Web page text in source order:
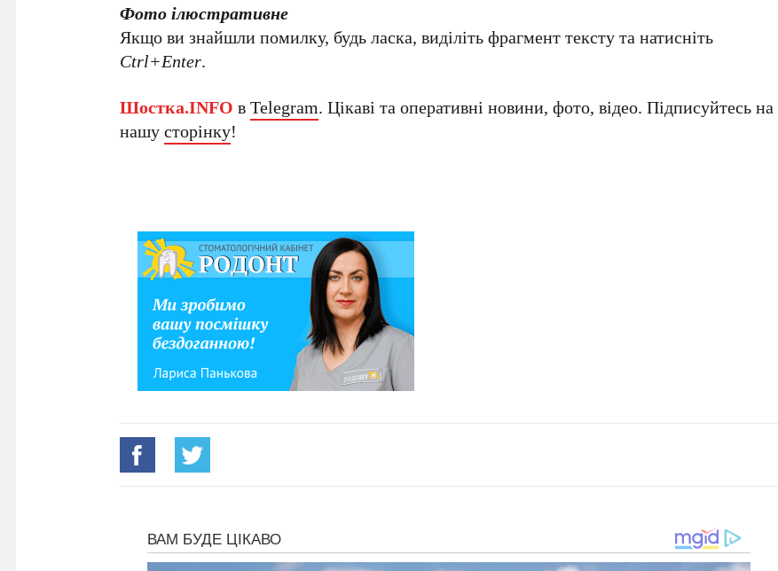
Фото ілюстративне
Якщо ви знайшли помилку, будь ласка, виділіть фрагмент тексту та натисніть
Ctrl+Enter.
Шостка.INFO вTelegram. Цікаві та оперативні новини, фото, відео. Підписуйтесь на
нашусторінку!